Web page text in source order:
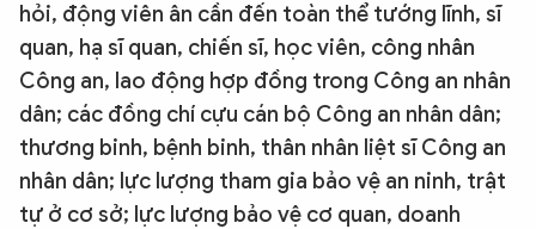
PHÁP LUẬT
CÔNG NGHỆ
QUỐC TẾ
hỏi, động viên ân cần đến toàn thể tướng lĩnh, sĩ
quan, hạ sĩ quan, chiến sĩ, học viên, công nhân
Công an, lao động hợp đồng trong Công an nhân
dân; các đồng chí cựu cán bộ Công an nhân dân;
thương binh, bệnh binh, thân nhân liệt sĩ Công an
nhân dân; lực lượng tham gia bảo vệ an ninh, trật
tự ở cơ sở; lực lượng bảo vệ cơ quan, doanh